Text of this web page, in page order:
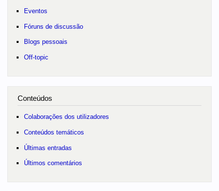
Eventos
Fóruns de discussão
Blogs pessoais
Off-topic
Conteúdos
Colaborações dos utilizadores
Conteúdos temáticos
Últimas entradas
Últimos comentários